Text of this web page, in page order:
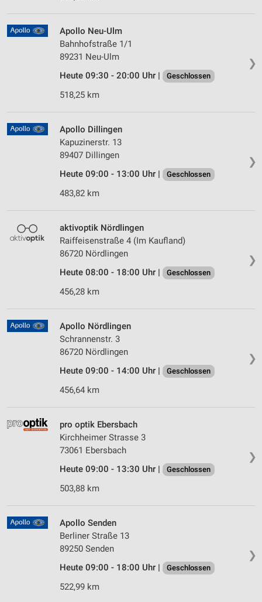
❯
Apollo Neu-Ulm
Bahnhofstraße 1/1
89231 Neu-Ulm
Heute 09:30 - 20:00 Uhr |
Geschlossen
518,25 km
❯
Apollo Dillingen
Kapuzinerstr. 13
89407 Dillingen
Heute 09:00 - 13:00 Uhr |
Geschlossen
483,82 km
❯
aktivoptik Nördlingen
Raiffeisenstraße 4 (Im Kaufland)
86720 Nördlingen
Heute 08:00 - 18:00 Uhr |
Geschlossen
456,28 km
❯
Apollo Nördlingen
Schrannenstr. 3
86720 Nördlingen
Heute 09:00 - 14:00 Uhr |
Geschlossen
456,64 km
❯
pro optik Ebersbach
Kirchheimer Strasse 3
73061 Ebersbach
Heute 09:00 - 13:30 Uhr |
Geschlossen
503,88 km
❯
Apollo Senden
Berliner Straße 13
89250 Senden
Heute 09:00 - 18:00 Uhr |
Geschlossen
522,99 km